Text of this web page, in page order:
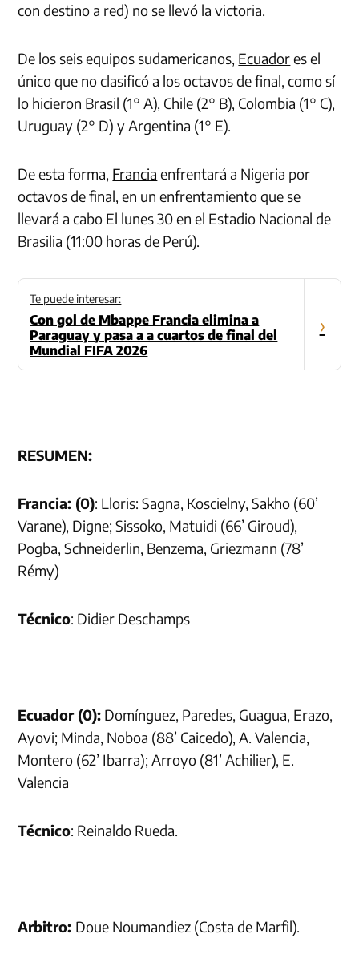
con destino a red) no se llevó la victoria.
De los seis equipos sudamericanos, Ecuadores el
único que no clasificó a los octavos de final, como sí
lo hicieron Brasil (1° A), Chile (2° B), Colombia (1° C),
Uruguay (2° D) y Argentina (1° E).
De esta forma, Francia enfrentará a Nigeria por
octavos de final, en un enfrentamiento que se
llevará a cabo El lunes 30 en el Estadio Nacional de
Brasilia (11:00 horas de Perú).
Te puede interesar:
Con gol de Mbappe Francia elimina a
Paraguay y pasa a a cuartos de final del
Mundial FIFA 2026
›
RESUMEN:
Francia: (0): Lloris: Sagna, Koscielny, Sakho (60’
Varane), Digne; Sissoko, Matuidi (66’ Giroud),
Pogba, Schneiderlin, Benzema, Griezmann (78’
Rémy)
Técnico: Didier Deschamps
Ecuador (0): Domínguez, Paredes, Guagua, Erazo,
Ayovi; Minda, Noboa (88’ Caicedo), A. Valencia,
Montero (62’ Ibarra); Arroyo (81’ Achilier), E.
Valencia
Técnico: Reinaldo Rueda.
Arbitro: Doue Noumandiez (Costa de Marfil).